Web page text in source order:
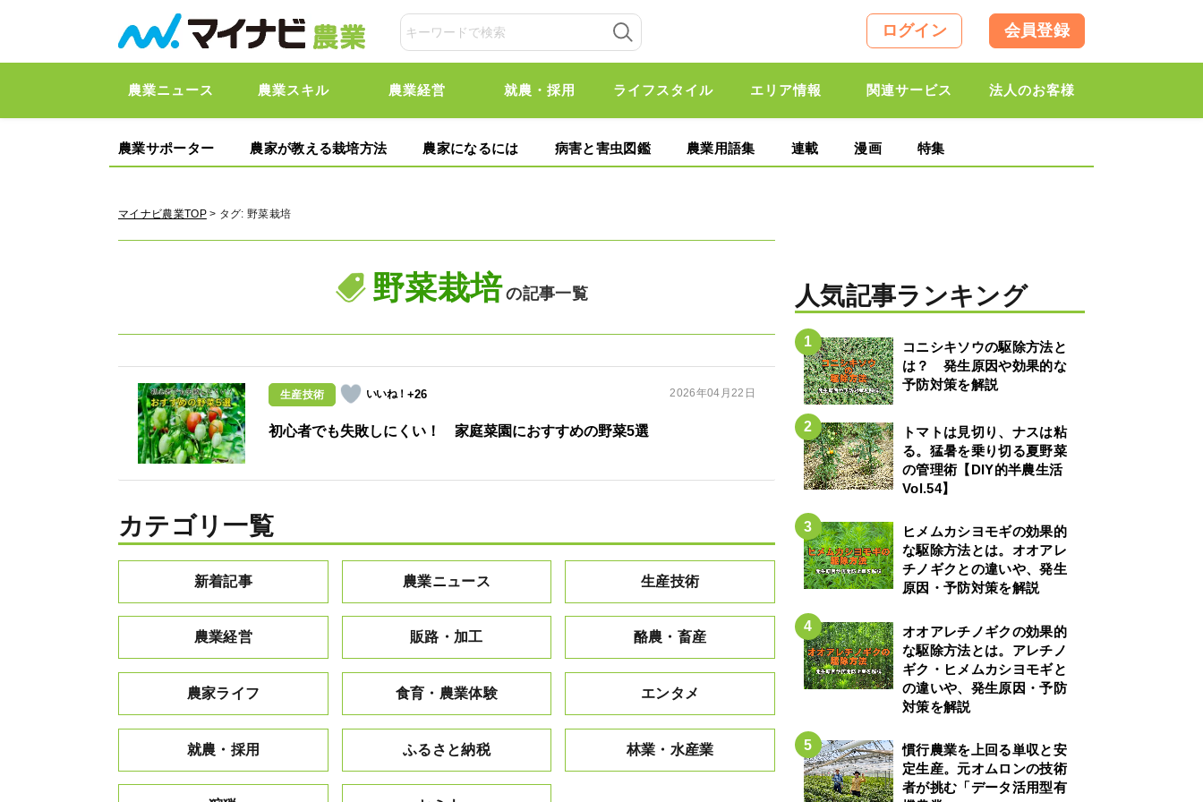
ログイン 会員登録
農業ニュース 農業スキル 農業経営 就農・採用 ライフスタイル エリア情報 関連サービス 法人のお客様
農業サポーター 農家が教える栽培方法 農家になるには 病害と害虫図鑑 農業用語集 連載 漫画 特集
マイナビ農業TOP> タグ:野菜栽培
野菜栽培 の記事一覧
生産技術 +26 2026年04月22日
初心者でも失敗しにくい！ 家庭菜園におすすめの野菜5選
カテゴリ一覧
新着記事 農業ニュース 生産技術
農業経営 販路・加工 酪農・畜産
農家ライフ 食育・農業体験 エンタメ
就農・採用 ふるさと納税 林業・水産業
人気記事ランキング
コニシキソウの駆除方法と
は？ 発生原因や効果的な
予防対策を解説
トマトは見切り、ナスは粘
る。猛暑を乗り切る夏野菜
の管理術【DIY的半農生活
Vol.54】
ヒメムカシヨモギの効果的
な駆除方法とは。オオアレ
チノギクとの違いや、発生
原因・予防対策を解説
オオアレチノギクの効果的
な駆除方法とは。アレチノ
ギク・ヒメムカシヨモギと
の違いや、発生原因・予防
対策を解説
慣行農業を上回る単収と安
定生産。元オムロンの技術
者が挑む「データ活用型有